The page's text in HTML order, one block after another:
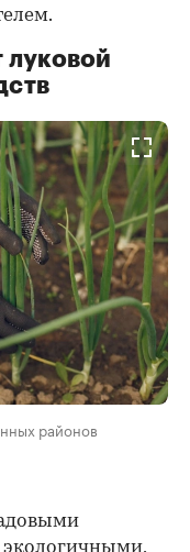
луковой
районов
экологичными,